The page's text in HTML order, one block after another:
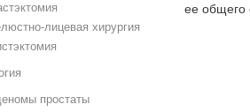
лицевая хирургия
простаты
ее общего